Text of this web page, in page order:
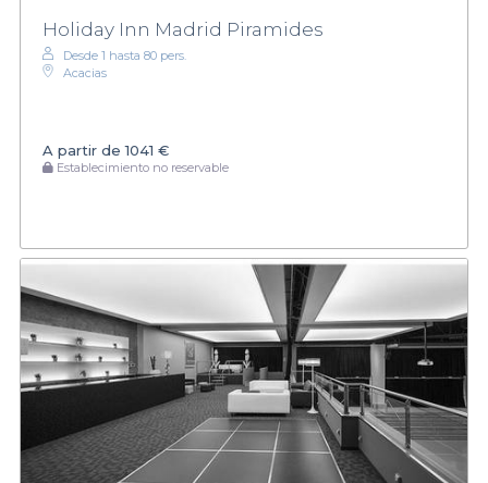
Holiday Inn Madrid Piramides
Desde 1 hasta 80 pers.
Acacias
A partir de1041 €
Establecimiento no reservable